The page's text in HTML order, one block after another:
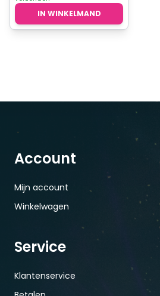
IN WINKELMAND
Account
Mijn account
Winkelwagen
Service
Klantenservice